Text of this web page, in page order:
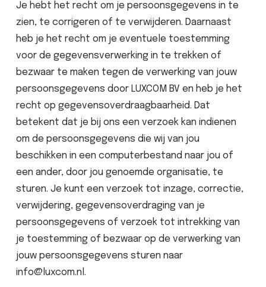
Je hebt het recht om je persoonsgegevens in te
zien, te corrigeren of te verwijderen. Daarnaast
heb je het recht om je eventuele toestemming
voor de gegevensverwerking in te trekken of
bezwaar te maken tegen de verwerking van jouw
persoonsgegevens door LUXCOM BV en heb je het
recht op gegevensoverdraagbaarheid. Dat
betekent dat je bij ons een verzoek kan indienen
om de persoonsgegevens die wij van jou
beschikken in een computerbestand naar jou of
een ander, door jou genoemde organisatie, te
sturen. Je kunt een verzoek tot inzage, correctie,
verwijdering, gegevensoverdraging van je
persoonsgegevens of verzoek tot intrekking van
je toestemming of bezwaar op de verwerking van
jouw persoonsgegevens sturen naar
info@luxcom.nl.